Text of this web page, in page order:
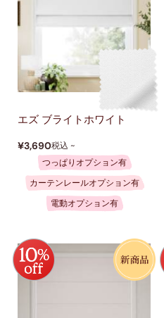
エズ ブライトホワイト
¥3,690税込 ~
つっぱりオプション有
カーテンレールオプション有
電動オプション有